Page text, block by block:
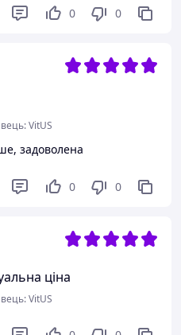
0 0
VitUS
задоволена
0 0
ціна
VitUS